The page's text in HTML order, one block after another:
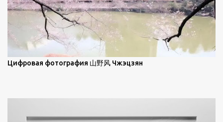
заявив, что "Такаюки Харада сочетает в себе классическую
элегантность живописи с реалиями современной жизни. В
некотором смысле, персонажи его картин предлагают
зрителям незаконченный рассказ, который усиливается его
уникальной манерой использования освещения". Для
просмотра всех работ, посетите страницу –
Цифровая фотография 山野风 Чжэцзян